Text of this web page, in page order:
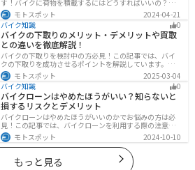
す！バイクに荷物を積載するにはどうすればいいの？と
いう疑問はこれで解決！通勤や日帰りツーリング、キャ
ンプツーリングなど用途別にオススメの積載方法を解説
します！オススメの積載アイテムも紹介するので、バイ
クの積載に悩んでいる方は参考にしてください。
モトスポット
2024-04-21
バイク知識
0
バイクの下取りのメリット・デメリットや買取
との違いを徹底解説！
バイクの下取りを検討中の方必見！この記事では、バイ
クの下取りを成功させるポイントを解説しています。実
は、下取りは現金化の手間を省き、乗り換え当日までバ
イクに乗れる一方で、査定額が低くなる場合も多いため
注意が必要です。この記事を読めば、よい条件で下取り
を進めるコツがわかります。
モトスポット
2025-03-04
バイク知識
0
バイクローンはやめたほうがいい？知らないと
損するリスクとデメリット
バイクローンはやめたほうがいいのかでお悩みの方は必
見！この記事では、バイクローンを利用する際の注意点
や失敗しない選び方を解説しています。実は、バイクロ
ーンの選び方にはコツがあります。この記事を読めば、
自分に合った賢い選択をすることが可能です。
モトスポット 2024-10-10
もっと見る